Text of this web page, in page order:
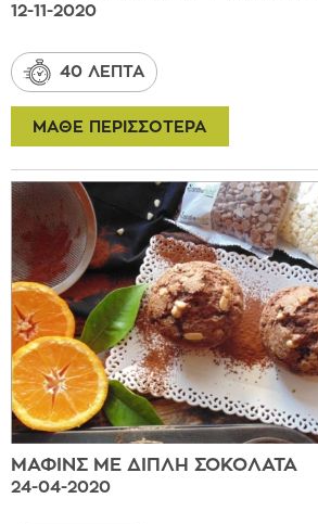
12-11-2020
40 ΛΕΠΤΑ
ΜΑΘΕ ΠΕΡΙΣΣΟΤΕΡΑ
MΑΦΙΝΣ ΜΕ ΔΙΠΛΗ ΣΟΚΟΛΑΤΑ
24-04-2020